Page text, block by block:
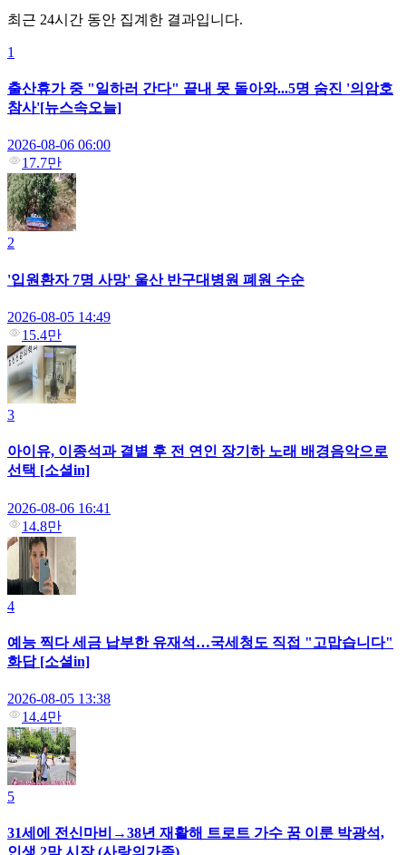
최근 24시간 동안 집계한 결과입니다.
1
출산휴가 중 "일하러 간다" 끝내 못 돌아와...5명 숨진 '의암호
참사'[뉴스속오늘]
2026-08-06 06:00
17.7만
2
'입원환자 7명 사망' 울산 반구대병원 폐원 수순
2026-08-05 14:49
15.4만
3
아이유, 이종석과 결별 후 전 연인 장기하 노래 배경음악으로
선택 [소셜in]
2026-08-06 16:41
14.8만
4
예능 찍다 세금 납부한 유재석…국세청도 직접 "고맙습니다"
화답 [소셜in]
2026-08-05 13:38
14.4만
5
31세에 전신마비→38년 재활해 트로트 가수 꿈 이룬 박광석,